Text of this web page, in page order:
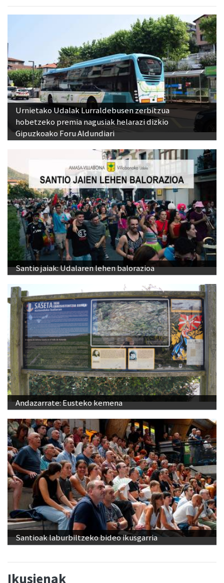
Urnietako Udalak Lurraldebusen zerbitzua
hobetzeko premia nagusiak helarazi dizkio
Gipuzkoako Foru Aldundiari
Santio jaiak: Udalaren lehen balorazioa
Andazarrate: Eusteko kemena
Santioak laburbiltzeko bideo ikusgarria
Ikusienak